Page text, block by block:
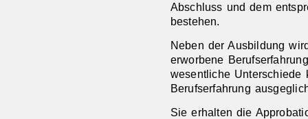
Abschluss und dem
bestehen.
Neben der Ausbildung
erworbene
wesentliche Unterschiede
Berufserfahrung
Sie erhalten die